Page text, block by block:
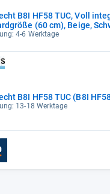
B8I HF58 TUC, Voll
(60 cm), Beige,
4-6 Werktage
B8I HF58 TUC (B8I
13-18 Werktage